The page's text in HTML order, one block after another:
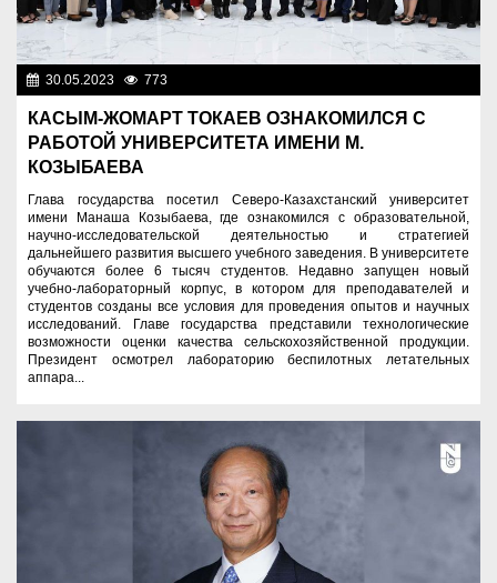
30.05.2023 773
КАСЫМ-ЖОМАРТ ТОКАЕВ ОЗНАКОМИЛСЯ С
РАБОТОЙ УНИВЕРСИТЕТА ИМЕНИ М.
КОЗЫБАЕВА
Глава государства посетил Северо-Казахстанский университет
имени Манаша Козыбаева, где ознакомился с образовательной,
научно-исследовательской деятельностью и стратегией
дальнейшего развития высшего учебного заведения. В университете
обучаются более 6 тысяч студентов. Недавно запущен новый
учебно-лабораторный корпус, в котором для преподавателей и
студентов созданы все условия для проведения опытов и научных
исследований. Главе государства представили технологические
возможности оценки качества сельскохозяйственной продукции.
Президент осмотрел лабораторию беспилотных летательных
аппара...